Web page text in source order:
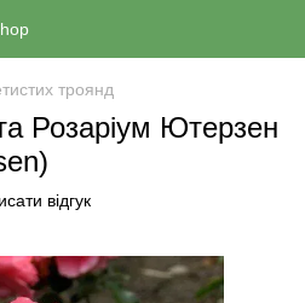
троянд
Розаріум Ютерзен
відгук